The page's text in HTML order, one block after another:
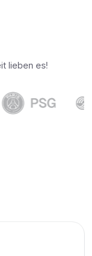
lieben es!